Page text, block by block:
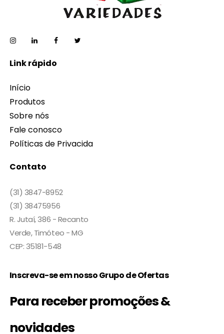
Link rápido
Início
Produtos
Sobre nós
Fale conosco
Políticas de Privacida
Contato
(31) 3847-8952
(31) 38475956
R. Jutaí, 386 - Recanto
Verde, Timóteo - MG
CEP: 35181-548
Inscreva-se em nosso Grupo de Ofertas
Para receber promoções &
novidades